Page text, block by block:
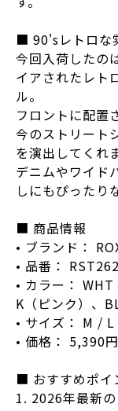
■ 90'sレトロな
今回入荷したの
イアされたレト
ル。
フロントに配置
今のストリート
を演出してくれ
デニムやワイド
しにもぴったり
■ 商品情報
• ブランド：
• 品番：
• カラー：
K（ピンク）、
• サイズ： M / L
• 価格： 5,390
■ おすすめポイ
1. 2026年最新